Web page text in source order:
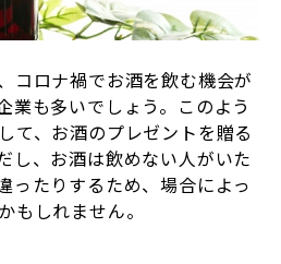
コロナ禍でお酒を飲む機会が
業も多いでしょう。このよう
て、お酒のプレゼントを贈る
し、お酒は飲めない人がいた
ったりするため、場合によっ
もしれません。